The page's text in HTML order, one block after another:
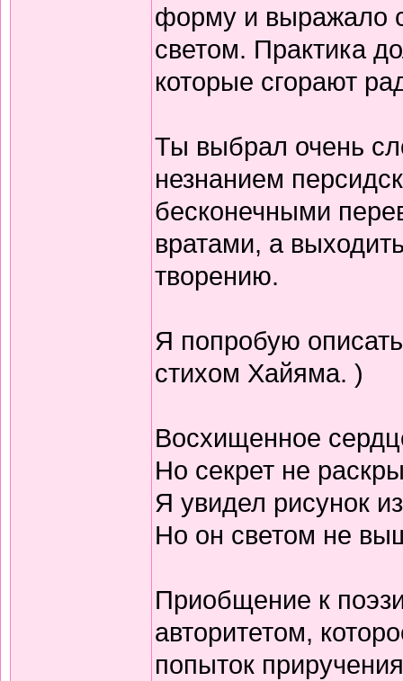
форму и выражало
светом. Практика
которые сгорают
Ты выбрал очень
незнанием
бесконечными
вратами, а
творению.
Я попробую
стихом Хайяма. )
Восхищенное
Но секрет не
Я увидел рисунок
Но он светом не
Приобщение к
авторитетом,
попыток